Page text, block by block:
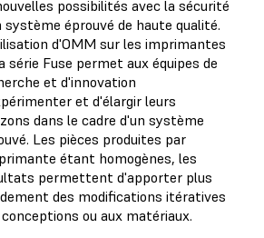
possibilités avec la sécurité
système éprouvé de haute qualité.
d'OMM sur les imprimantes
série Fuse permet aux équipes de
et d'innovation
et d'élargir leurs
dans le cadre d'un système
Les pièces produites par
étant homogènes, les
permettent d'apporter plus
des modifications itératives
ou aux matériaux.